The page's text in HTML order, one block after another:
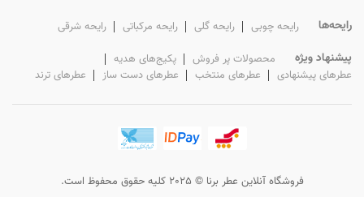
رایحه‌ها رایحه چوبی رایحه گلی رایحه مرکباتی رایحه شرقی
پیشنهاد ویژه محصولات پر فروش
پکیج‌های هدیه
عطرهای پیشنهادی
عطرهای منتخب عطرهای دست ساز عطرهای ترند
فروشگاه آنلاین عطر برنا © 2025 کلیه حقوق محفوظ است.